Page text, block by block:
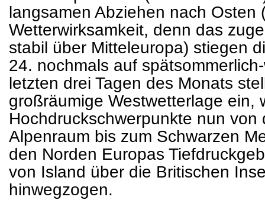
langsamen Abziehen nach Osten
Wetterwirksamkeit, denn das
stabil über Mitteleuropa) stiegen
24. nochmals auf
letzten drei Tagen des Monats
großräumige Westwetterlage ein,
Hochdruckschwerpunkte nun von
Alpenraum bis zum Schwarzen
den Norden Europas
von Island über die Britischen
hinwegzogen.